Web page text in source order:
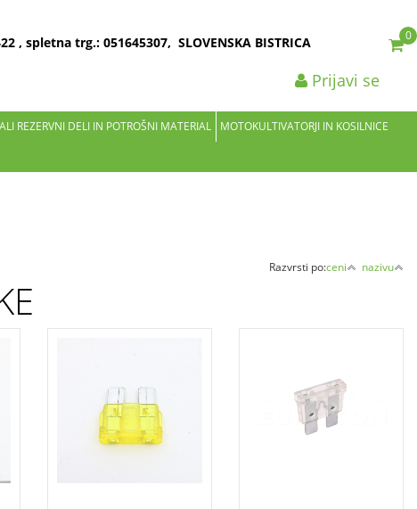
, spletna trg.: 051645307, SLOVENSKA BISTRICA 0
Prijavi se
REZERVNI DELI IN POTROŠNI MATERIAL
MOTOKULTIVATORJI IN KOSILNICE
Razvrsti po:ceni nazivu